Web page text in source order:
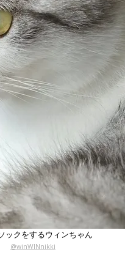
ックをするウィンちゃん
@winWINnikki